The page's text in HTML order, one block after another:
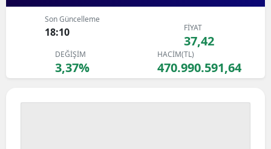
Son Güncelleme
18:10 FİYAT
37,42
DEĞİŞİM
3,37%
HACİM(TL)
470.990.591,64